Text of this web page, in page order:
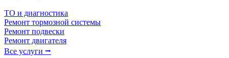
ТО и диагностика
Ремонт тормозной системы
Ремонт подвески
Ремонт двигателя
Все услуги ⭢